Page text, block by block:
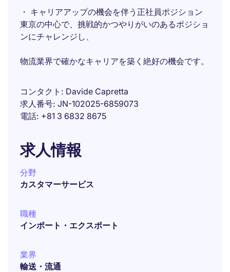
・ キャリアアップの機会を伴う正社員ポジション
東京の中心で、挑戦的かつやりがいのあるポジショ
ンにチャレンジし、
物流業界で確かなキャリアを築く絶好の機会です。
コンタクト
Davide Capretta
求人番号 JN-102025-6859073
電話 +81 3 6832 8675
求人情報
分野
カスタマーサービス
職種
インポート・エクスポート
業界
輸送・流通